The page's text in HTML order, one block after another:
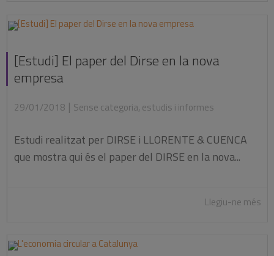
[Estudi] El paper del Dirse en la nova
empresa
29/01/2018 | Sense categoria, estudis i informes
Estudi realitzat per DIRSE i LLORENTE & CUENCA
que mostra qui és el paper del DIRSE en la nova...
Llegiu-ne més